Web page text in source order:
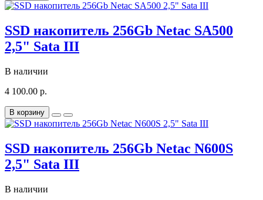
SSD накопитель 256Gb Netac SA500
2,5" Sata III
В наличии
4 100.00 р.
В корзину
SSD накопитель 256Gb Netac N600S
2,5" Sata III
В наличии